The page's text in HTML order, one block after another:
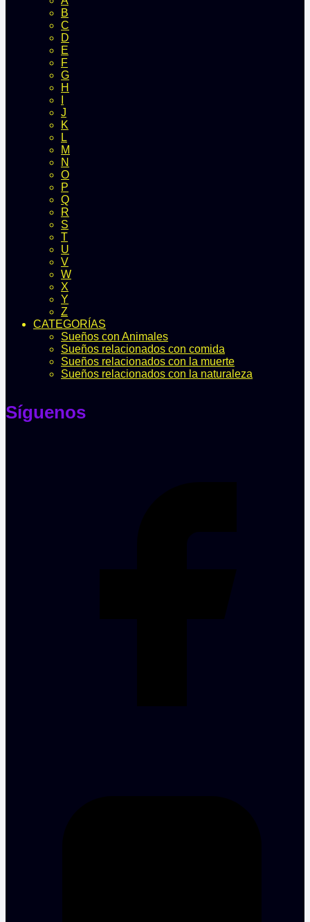
B
C
D
E
F
G
H
J
K
L
M
N
O
P
Q
R
S
T
U
V
W
X
Y
Z
CATEGORÍAS
Sueños con Animales
Sueños relacionados con comida
Sueños relacionados con la muerte
Sueños relacionados con la naturaleza
Síguenos